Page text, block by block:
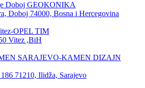
Doboj GEOKONIKA
Doboj 74000, Bosna i Hercegovina
OPEL TIM
Vitez ,BiH
SARAJEVO-KAMEN DIZAJN
71210, Ilidža, Sarajevo